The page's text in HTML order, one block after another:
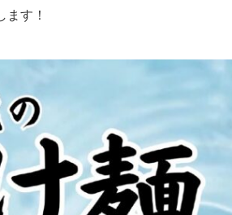
す！